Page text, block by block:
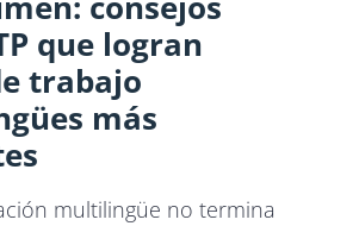
que logran
trabajo
más
multilingüe no termina